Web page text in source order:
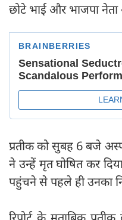
छोटे भाई और भाजपा नेता
प्रतीक को सुबह 6 बजे
ने उन्हें मृत घोषित कर
पहुंचने से पहले ही उनका